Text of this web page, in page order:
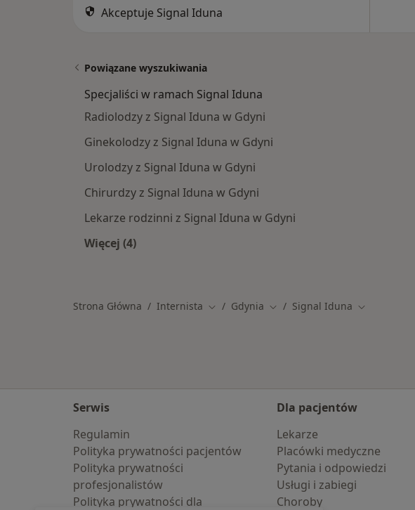
Akceptuje Signal Iduna
Powiązane wyszukiwania
Specjaliści w ramach Signal Iduna
Radiolodzy z Signal Iduna w Gdyni
Ginekolodzy z Signal Iduna w Gdyni
Urolodzy z Signal Iduna w Gdyni
Chirurdzy z Signal Iduna w Gdyni
Lekarze rodzinni z Signal Iduna w Gdyni
Więcej (4)
Strona Główna Internista Zmień miasto
Gdynia Zmień miasto
Signal Iduna Zmień miasto
Serwis
Regulamin
Polityka prywatności pacjentów
Polityka prywatności
profesjonalistów
Polityka prywatności dla
Dla pacjentów
Lekarze
Placówki medyczne
Pytania i odpowiedzi
Usługi i zabiegi
Choroby